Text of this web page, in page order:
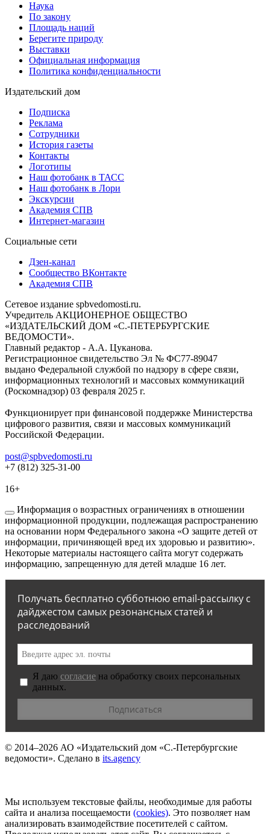
Наука
По закону
Площадь наций
Берегите природу
Выставки
Официальная информация
Политика конфиденциальности
Издательский дом
Подписка
Реклама
Сотрудники
История газеты
Контакты
Логотипы
Наш фотобанк в ТАСС
Наш фотобанк в Лори
Экскурсии
Академия СПВ
Интернет-магазин
Социальные сети
Дзен-канал
Сообщество ВКонтакте
Академия СПВ
Сетевое издание spbvedomosti.ru.
Учредитель АКЦИОНЕРНОЕ ОБЩЕСТВО
«ИЗДАТЕЛЬСКИЙ ДОМ «С.-ПЕТЕРБУРГСКИЕ
ВЕДОМОСТИ».
Главный редактор - А.А. Цуканова.
Регистрационное свидетельство Эл № ФС77-89047
выдано Федеральной службой по надзору в сфере связи,
информационных технологий и массовых коммуникаций
(Роскомнадзор) 03 февраля 2025 г.
Функционирует при финансовой поддержке Министерства
цифрового развития, связи и массовых коммуникаций
Российской Федерации.
post@spbvedomosti.ru
+7 (812) 325-31-00
16+
Информация о возрастных ограничениях в отношении
информационной продукции, подлежащая распространению
на основании норм Федерального закона «О защите детей от
информации, причиняющей вред их здоровью и развитию».
Некоторые материалы настоящего сайта могут содержать
информацию, запрещенную для детей младше 16 лет.
Получать бесплатно субботнюю email-рассылку с
дайджестом самых резонансных статей и
расследований
Я даю согласие на обработку своих персональных
данных.
© 2014–2026 АО «Издательский дом «С.-Петербургские
ведомости». Сделано в its.agency
Мы используем текстовые файлы, необходимые для работы
сайта и анализа посещаемости (сookies). Это позволяет нам
анализировать взаимодействие посетителей с сайтом.